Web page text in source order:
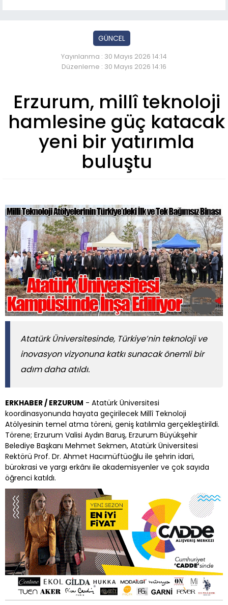
GÜNCEL
Yayınlanma : 30 Mayıs 2026 14:14
Düzenleme : 30 Mayıs 2026 14:16
Erzurum, millî teknoloji
hamlesine güç katacak
yeni bir yatırımla
buluştu
Atatürk Üniversitesinde, Türkiye’nin teknoloji ve
inovasyon vizyonuna katkı sunacak önemli bir
adım daha atıldı.
ERKHABER / ERZURUM - Atatürk Üniversitesi
koordinasyonunda hayata geçirilecek Millî Teknoloji
Atölyesinin temel atma töreni, geniş katılımla gerçekleştirildi.
Törene; Erzurum Valisi Aydın Baruş, Erzurum Büyükşehir
Belediye Başkanı Mehmet Sekmen, Atatürk Üniversitesi
Rektörü Prof. Dr. Ahmet Hacımüftüoğlu ile şehrin idari,
bürokrasi ve yargı erkânı ile akademisyenler ve çok sayıda
öğrenci katıldı.